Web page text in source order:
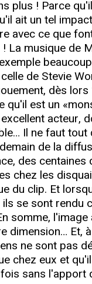
plus ! Parce
ait un tel
avec ce que
La musique de
de Stevie
dès lors
qu'il est un
acteur,
Il ne faut tout
de la
des centaines
chez les
du clip. Et
se sont rendu
somme, l'image
dimension… Et,
ne sont pas
chez eux et
sans l'apport